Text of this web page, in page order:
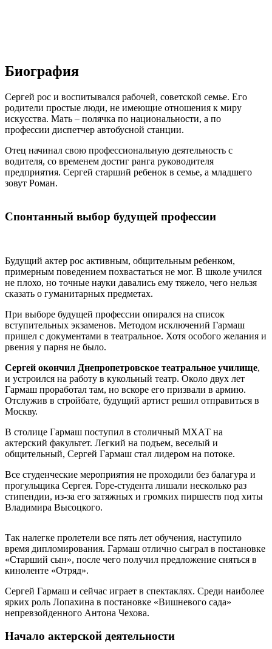
Биография
Сергей рос и воспитывался рабочей, советской семье. Его
родители простые люди, не имеющие отношения к миру
искусства. Мать – полячка по национальности, а по
профессии диспетчер автобусной станции.
Отец начинал свою профессиональную деятельность с
водителя, со временем достиг ранга руководителя
предприятия. Сергей старший ребенок в семье, а младшего
зовут Роман.
Спонтанный выбор будущей профессии
Будущий актер рос активным, общительным ребенком,
примерным поведением похвастаться не мог. В школе учился
не плохо, но точные науки давались ему тяжело, чего нельзя
сказать о гуманитарных предметах.
При выборе будущей профессии опирался на список
вступительных экзаменов. Методом исключений Гармаш
пришел с документами в театральное. Хотя особого желания и
рвения у парня не было.
Сергей окончил Днепропетровское театральное училище,
и устроился на работу в кукольный театр. Около двух лет
Гармаш проработал там, но вскоре его призвали в армию.
Отслужив в стройбате, будущий артист решил отправиться в
Москву.
В столице Гармаш поступил в столичный МХАТ на
актерский факультет. Легкий на подъем, веселый и
общительный, Сергей Гармаш стал лидером на потоке.
Все студенческие мероприятия не проходили без балагура и
прогульщика Сергея. Горе-студента лишали несколько раз
стипендии, из-за его затяжных и громких пиршеств под хиты
Владимира Высоцкого.
Так налегке пролетели все пять лет обучения, наступило
время дипломирования. Гармаш отлично сыграл в постановке
«Старший сын», после чего получил предложение сняться в
киноленте «Отряд».
Сергей Гармаш и сейчас играет в спектаклях. Среди наиболее
ярких роль Лопахина в постановке «Вишневого сада»
непревзойденного Антона Чехова.
Начало актерской деятельности